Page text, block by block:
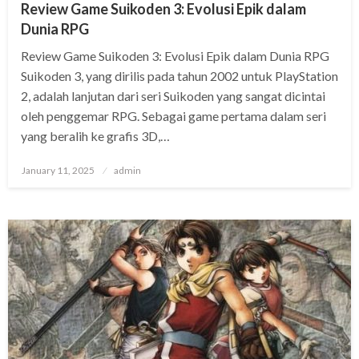
Review Game Suikoden 3: Evolusi Epik dalam
Dunia RPG
Review Game Suikoden 3: Evolusi Epik dalam Dunia RPG
Suikoden 3, yang dirilis pada tahun 2002 untuk PlayStation
2, adalah lanjutan dari seri Suikoden yang sangat dicintai
oleh penggemar RPG. Sebagai game pertama dalam seri
yang beralih ke grafis 3D,…
Posted
January 11, 2025 admin